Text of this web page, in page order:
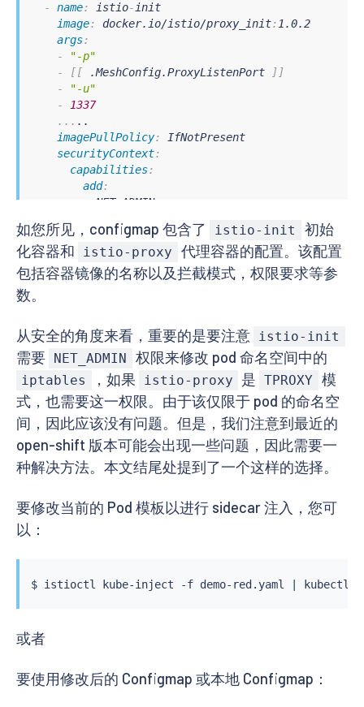
-
name: istio- init
image: docker.io/istio/proxy_init: 1.0.2
args:
-
"-p"
-
[[ .MeshConfig.ProxyListenPort ] ]
-
"-u"
-
1337
... ..
imagePullPolicy: IfNotPresent
securityContext:
capabilities:
add:
NET_ADMIN
containers :
- name: istio-proxy
image: [[ if (isset .ObjectMeta.Annotations
    "
    docker.io/istio/proxyv2
:1.0.2
args:
- proxy
- sidecar
... ..
env:
.....
- name
ISTIO_META_INTERCEPTION_MODE
value
[[ or (index .ObjectMeta.Annotations
securityContext:
- NET_ADMIN
如您所见，configmap 包含了 istio-init
初始
化容器和
istio-proxy
代理容器的配置。该配置
包括容器镜像的名称以及拦截模式，权限要求等参
数。
从安全的角度来看，重要的是要注意 istio-init
需要 NET_ADMIN 权限来修改 pod 命名空间中的
iptables ，如果 istio-proxy 是 TPROXY
模
式，也需要这一权限。由于该仅限于 pod 的命名空
间，因此应该没有问题。但是，我们注意到最近的
open-shift 版本可能会出现一些问题，因此需要一
种解决方法。本文结尾处提到了一个这样的选择。
要修改当前的 Pod 模板以进行 sidecar 注入，您可
以：
$ istioctl kube-inject -f demo-red.yaml kubectl
或者
要使用修改后的 Configmap 或本地 Configmap：